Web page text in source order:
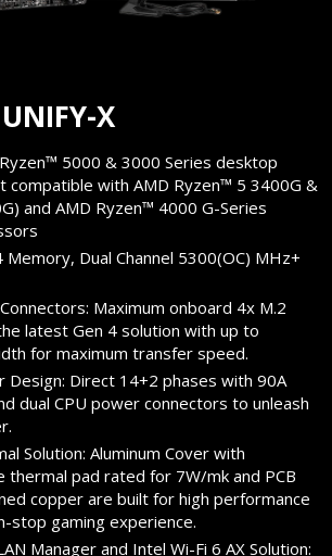
X
5000 & 3000 Series desktop
compatible with AMD Ryzen™ 5 3400G &
and AMD Ryzen™ 4000 G-Series
Dual Channel 5300(OC) MHz+
Maximum onboard 4x M.2
latest Gen 4 solution with up to
for maximum transfer speed.
Design: Direct 14+2 phases with 90A
dual CPU power connectors to unleash
Solution: Aluminum Cover with
thermal pad rated for 7W/mk and PCB
copper are built for high performance
stop gaming experience.
Manager and Intel Wi-Fi 6 AX Solution: